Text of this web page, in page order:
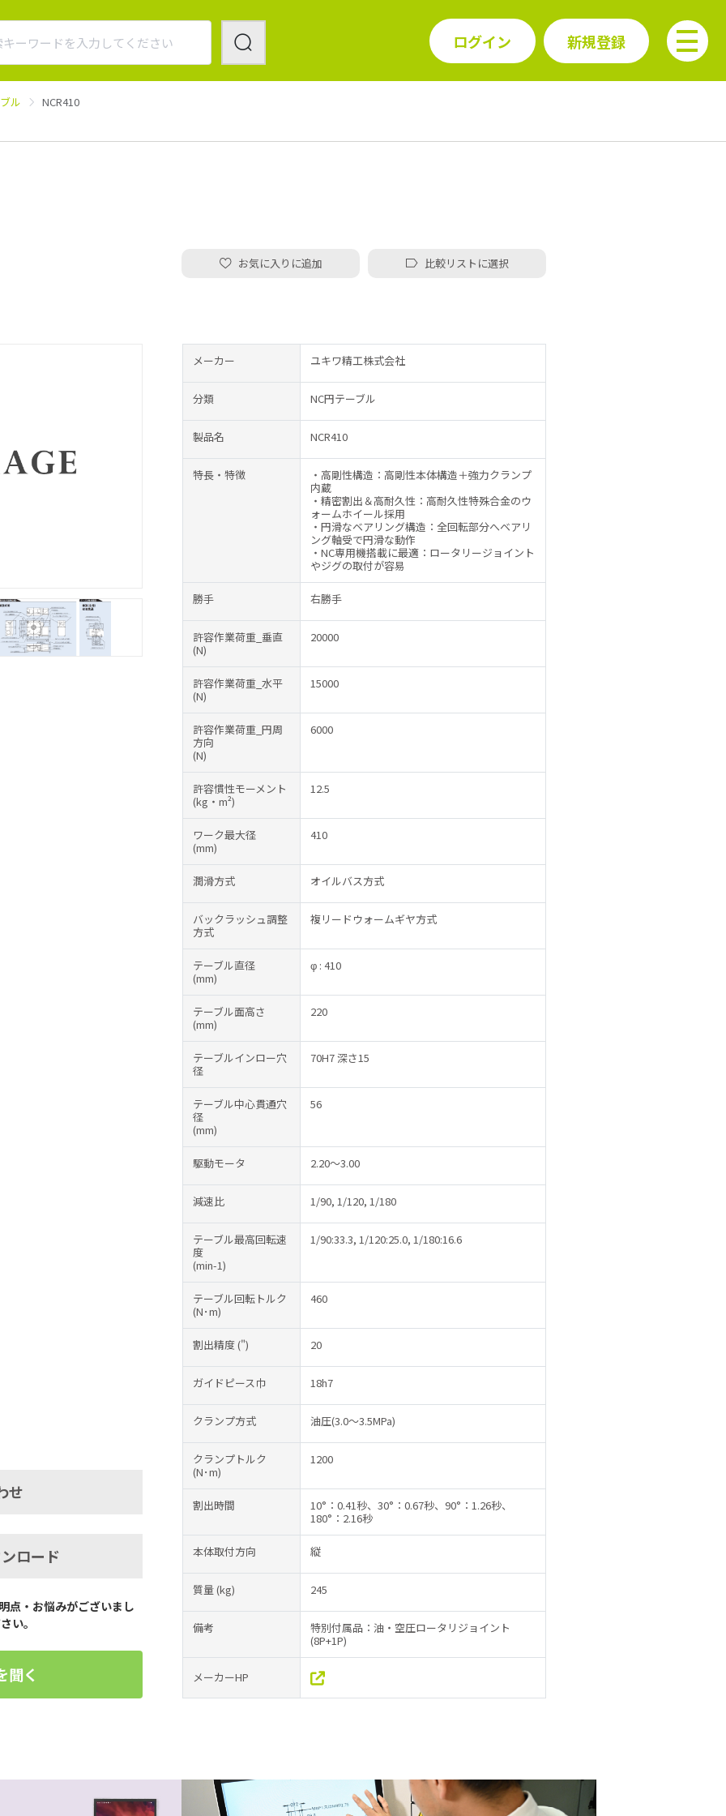
ログイン 新規登録
ル
NCR410
お気に入りに追加 比較リストに選択
せ
ロード
点・お悩みがございまし
い。
聞く
メーカー ユキワ精工株式会社
分類 NC円テーブル
製品名 NCR410
特長・特徴
・高剛性構造：高剛性本体構造＋強力クランプ
内蔵
・精密割出＆高耐久性：高耐久性特殊合金のウ
ォームホイール採用
・円滑なベアリング構造：全回転部分へベアリ
ング軸受で円滑な動作
・NC専用機搭載に最適：ロータリージョイント
やジグの取付が容易
勝手 右勝手
許容作業荷重_垂直
(N)
20000
許容作業荷重_水平
(N)
15000
許容作業荷重_円周
方向
(N)
6000
許容慣性モーメント
(kg・m²)
12.5
ワーク最大径
(mm)
410
潤滑方式 オイルバス方式
バックラッシュ調整
方式
複リードウォームギヤ方式
テーブル直径
(mm)
φ : 410
テーブル面高さ
(mm)
220
テーブルインロー穴
径
70H7 深さ15
テーブル中心貫通穴
径
(mm)
56
駆動モータ 2.20～3.00
減速比 1/90, 1/120, 1/180
テーブル最高回転速
度
(min-1)
1/90:33.3, 1/120:25.0, 1/180:16.6
テーブル回転トルク
(N･m)
460
割出精度(") 20
ガイドピース巾 18h7
クランプ方式 油圧(3.0～3.5MPa)
クランプトルク
(N･m)
1200
割出時間
10°：0.41秒、30°：0.67秒、90°：1.26秒、
180°：2.16秒
本体取付方向 縦
質量(kg) 245
備考
特別付属品：油・空圧ロータリジョイント
(8P+1P)
メーカーHP